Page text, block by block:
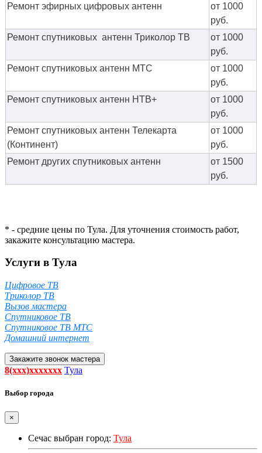
Ремонт эфирных цифровых антенн
от 1000
руб.
Ремонт спутниковых антенн Триколор ТВ
от 1000
руб.
Ремонт спутниковых антенн МТС
от 1000
руб.
Ремонт спутниковых антенн НТВ+
от 1000
руб.
Ремонт спутниковых антенн Телекарта
(Континент)
от 1000
руб.
Ремонт других спутниковых антенн
от 1500
руб.
* - средние цены по Тула. Для уточнения стоимость работ,
закажите консультацию мастера.
Услуги в Тула
Цифровое ТВ
Триколор ТВ
Вызов мастера
Спутниковое ТВ
Спутниковое ТВ МТС
Домашний интернет
Закажите звонок мастера
8(xxx)xxxxxxx Тула
Выбор города
×
Сечас выбран город: Тула